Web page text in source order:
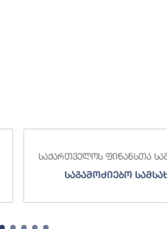
საქართველოს ფინანსთა
საგამოძიებო